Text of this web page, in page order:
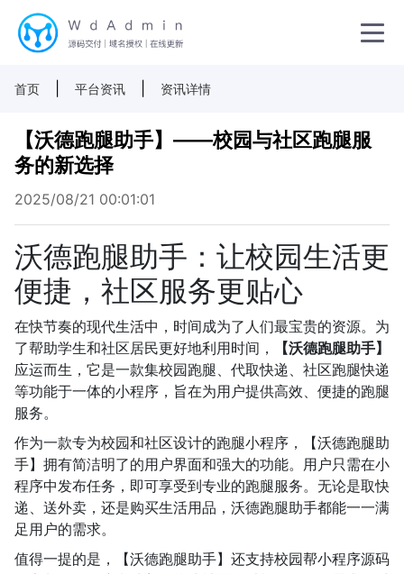
首页 平台资讯 资讯详情
【沃德跑腿助手】——校园与社区跑腿服
务的新选择
2025/08/21 00:01:01
沃德跑腿助手：让校园生活更
便捷，社区服务更贴心
在快节奏的现代生活中，时间成为了人们最宝贵的资源。为
了帮助学生和社区居民更好地利用时间，
【沃德跑腿助手】
应运而生，它是一款集校园跑腿、代取快递、社区跑腿快递
等功能于一体的小程序，旨在为用户提供高效、便捷的跑腿
服务。
作为一款专为校园和社区设计的跑腿小程序，【沃德跑腿助
手】拥有简洁明了的用户界面和强大的功能。用户只需在小
程序中发布任务，即可享受到专业的跑腿服务。无论是取快
递、送外卖，还是购买生活用品，沃德跑腿助手都能一一满
足用户的需求。
值得一提的是，【沃德跑腿助手】还支持校园帮小程序源码